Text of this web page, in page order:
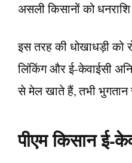
असली किसानों को
इस तरह की धोखाधड़ी
लिंकिंग और ई-केवाईसी
से मेल खाते हैं, तभी भुगतान
पीएम किसान ई-